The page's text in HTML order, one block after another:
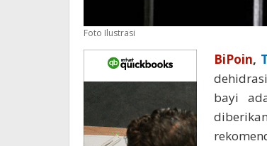
Foto Ilustrasi
BiPoin,
bayi